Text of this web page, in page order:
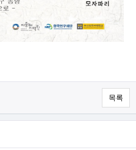
목록